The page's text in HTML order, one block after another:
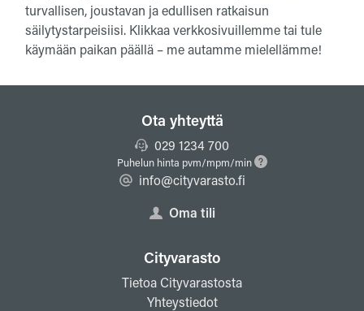
turvallisen, joustavan ja edullisen ratkaisun
säilytystarpeisiisi. Klikkaa verkkosivuillemme tai tule
käymään paikan päällä – me autamme mielellämme!
Ota yhteyttä
029 1234 700
Puhelun hinta pvm/mpm/min
info@cityvarasto.fi
Oma tili
Cityvarasto
Tietoa Cityvarastosta
Yhteystiedot